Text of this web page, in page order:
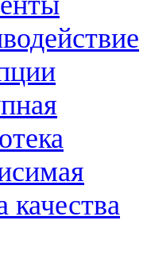
качества